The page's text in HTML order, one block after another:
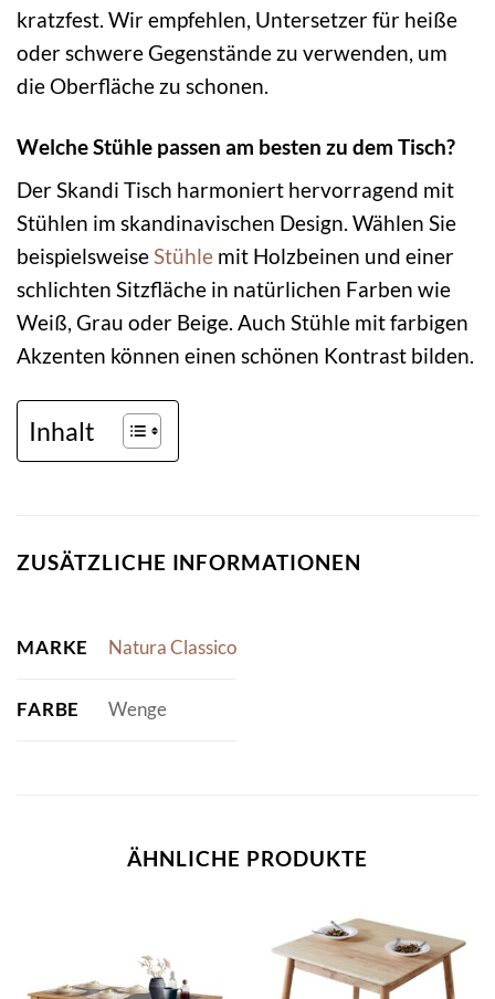
kratzfest. Wir empfehlen, Untersetzer für heiße
oder schwere Gegenstände zu verwenden, um
die Oberfläche zu schonen.
Welche Stühle passen am besten zu dem Tisch?
Der Skandi Tisch harmoniert hervorragend mit
Stühlen im skandinavischen Design. Wählen Sie
beispielsweiseStühle mit Holzbeinen und einer
schlichten Sitzfläche in natürlichen Farben wie
Weiß, Grau oder Beige. Auch Stühle mit farbigen
Akzenten können einen schönen Kontrast bilden.
Inhalt
ZUSÄTZLICHE INFORMATIONEN
MARKE Natura Classico
FARBE Wenge
ÄHNLICHE PRODUKTE